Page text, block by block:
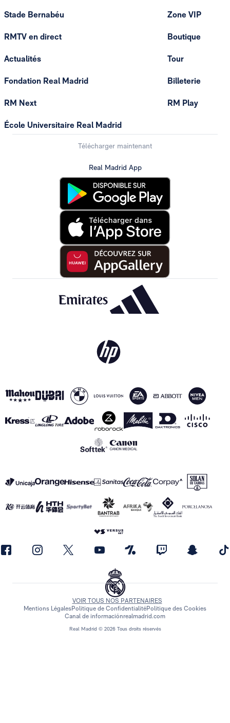
Stade Bernabéu
RMTV en direct
Actualités
Fondation Real Madrid
RM Next
École Universitaire Real Madrid
Zone VIP
Boutique
Tour
Billeterie
RM Play
Télécharger maintenant
Real Madrid App
Real Madrid © 2026 Tous droits réservés
VOIR TOUS NOS PARTENAIRES
Mentions LégalesPolitique de ConfidentialitéPolitique des Cookies
Canal de informaciónrealmadrid.com